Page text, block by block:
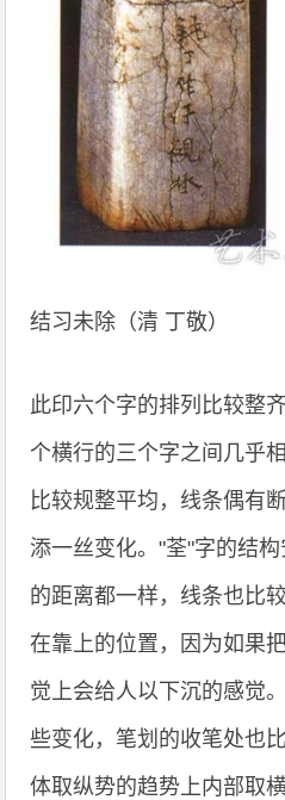
结习未除（清 丁敬）
此印六个字的排列比较整
个横行的三个字之间几乎
比较规整平均，线条偶有
添一丝变化。"荃"字的结
的距离都一样，线条也比
在靠上的位置，因为如果
觉上会给人以下沉的感觉
些变化，笔划的收笔处也
体取纵势的趋势上内部取